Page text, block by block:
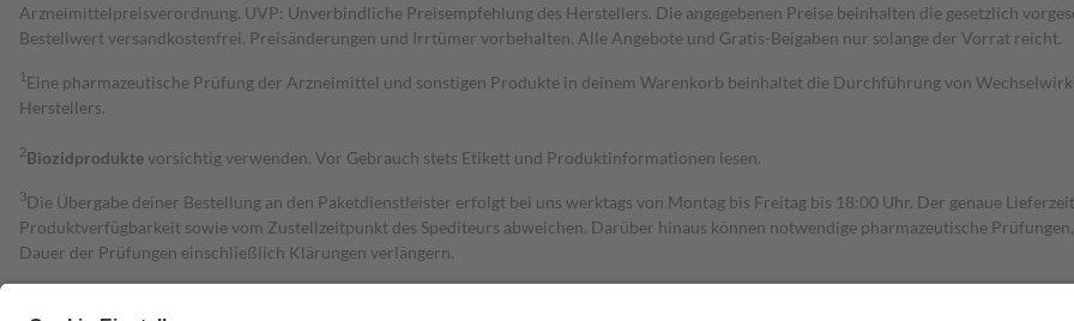
Arzneimittelpreisverordnung. UVP: Unverbindliche Preisempfehlung des Herstellers. Die angegebenen Preise beinhalten die gesetzlich
Bestell­wert versand­kosten­frei. Preisänderungen und Irrtümer vorbehalten. Alle Angebote und Gratis-Beigaben nur solange der Vorrat reicht.
1 Eine pharmazeutische Prüfung der Arzneimittel und sonstigen Produkte in deinem Warenkorb beinhaltet die Durchführung von
Herstellers.
2Biozidproduktevorsichtig verwenden. Vor Gebrauch stets Etikett und Produktinformationen lesen.
3Die Übergabe deiner Bestellung an den Paketdienstleister erfolgt bei uns werktags von Montag bis Freitag bis 18:00 Uhr. Der genaue
Produktverfügbarkeit sowie vom Zustellzeitpunkt des Spediteurs abweichen. Darüber hinaus können notwendige pharmazeutische
Dauer der Prüfungen einschließlich Klärungen verlängern.